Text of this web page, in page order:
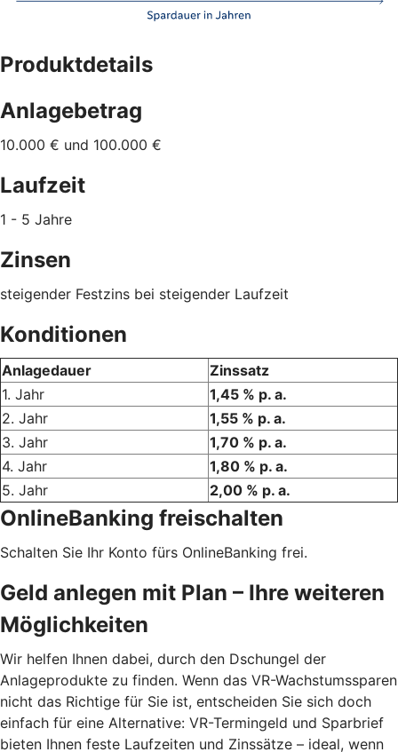
Produktdetails
Anlagebetrag
10.000 € und 100.000 €
Laufzeit
1 - 5 Jahre
Zinsen
steigender Festzins bei steigender Laufzeit
Konditionen
Anlagedauer
Zinssatz
1. Jahr
1,45 % p. a.
2. Jahr
1,55 % p. a.
3. Jahr
1,70 % p. a.
4. Jahr
1,80 % p. a.
5. Jahr
2,00 % p. a.
OnlineBanking freischalten
Schalten Sie Ihr Konto fürs OnlineBanking frei.
Geld anlegen mit Plan – Ihre weiteren
Möglichkeiten
Wir helfen Ihnen dabei, durch den Dschungel der
Anlageprodukte zu finden. Wenn das VR-Wachstumssparen
nicht das Richtige für Sie ist, entscheiden Sie sich doch
einfach für eine Alternative: VR-Termingeld und Sparbrief
bieten Ihnen feste Laufzeiten und Zinssätze – ideal, wenn